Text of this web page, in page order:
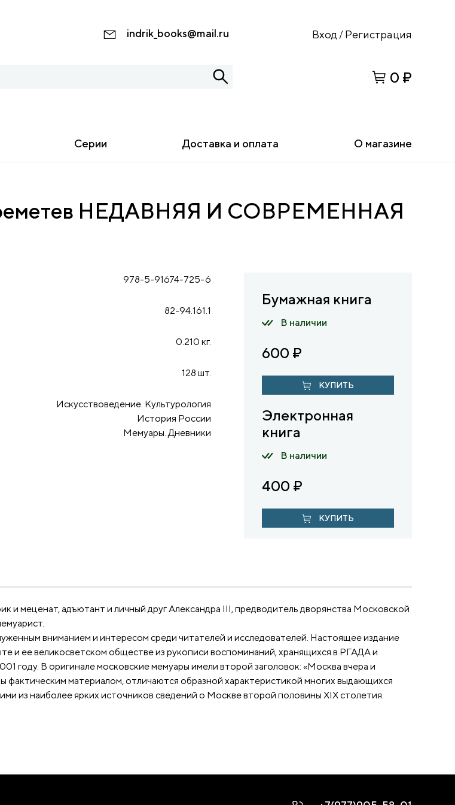
indrik_books@mail.ru Вход / Регистрация
0 ₽
Серии Доставка и оплата О магазине
НЕДАВНЯЯ И СОВРЕМЕННАЯ
978-5-91674-725-6
82-94.161.1
0.210 кг.
128 шт.
Искусствоведение. Культурология
История России
Мемуары. Дневники
Бумажная книга
В наличии
600 ₽
КУПИТЬ
Электронная
книга
В наличии
400 ₽
КУПИТЬ
и меценат, адъютант и личный друг Александра III, предводитель дворянства Московской
вниманием и интересом среди читателей и исследователей. Настоящее издание
и ее великосветском обществе из рукописи воспоминаний, хранящихся в РГАДА и
году. В оригинале московские мемуары имели второй заголовок: «Москва вчера и
материалом, отличаются образной характеристикой многих выдающихся
из наиболее ярких источников сведений о Москве второй половины XIX столетия.